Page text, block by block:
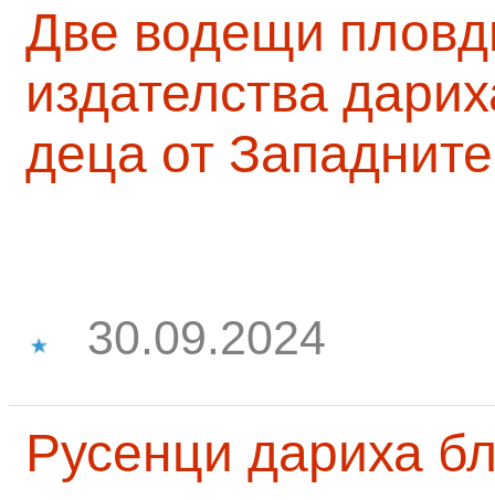
Две водещи
издателства
деца от
30.09.2024
Русенци дариха